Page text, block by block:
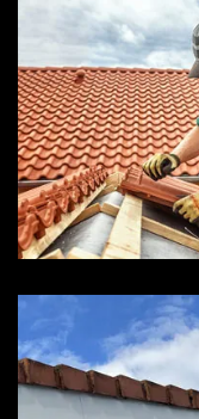
Entreprise
Savoie